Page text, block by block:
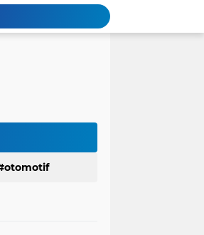
Jelang Konferprov PWI Jabar, Bos Ayo Media Sambangi Rumah PWI Kota Bogor
Indonesia Berjaya Raih Juara Umum Indonesia Open 8th Asian Taekwondo Indonesia Open Championships 2026
otomotif